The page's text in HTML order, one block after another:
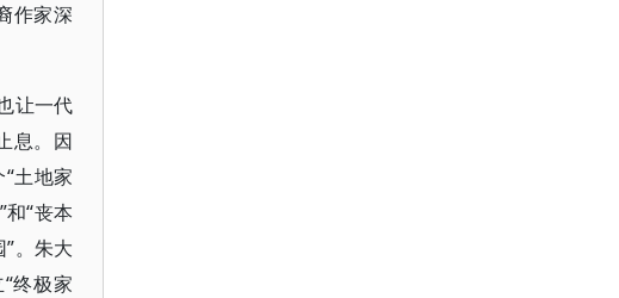
作家深
让一代
息。因
土地家
“丧本
。朱大
终极家